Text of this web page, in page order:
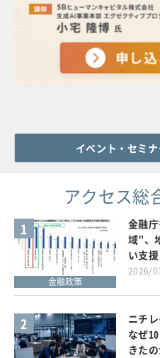
イベント・セミ
アクセス総
1
金融政策
金融
域”、
い支
2026/
2
ニチ
なぜ
きた